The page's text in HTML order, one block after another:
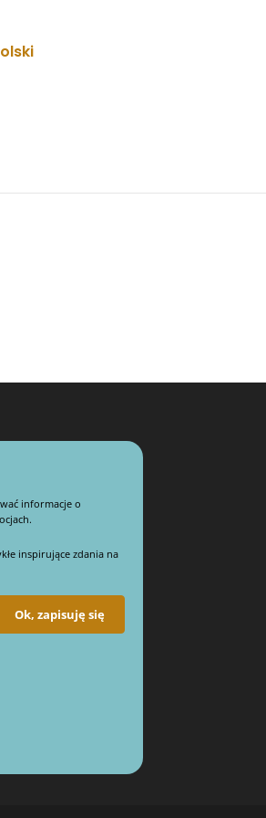
informacje o
inspirujące zdania na
Ok, zapisuję się